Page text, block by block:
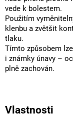
vede k bolestem.
Použitím
klenbu a zvětšit
tlaku.
Tímto způsobem
i známky únavy –
plně zachován.
Vlastnosti